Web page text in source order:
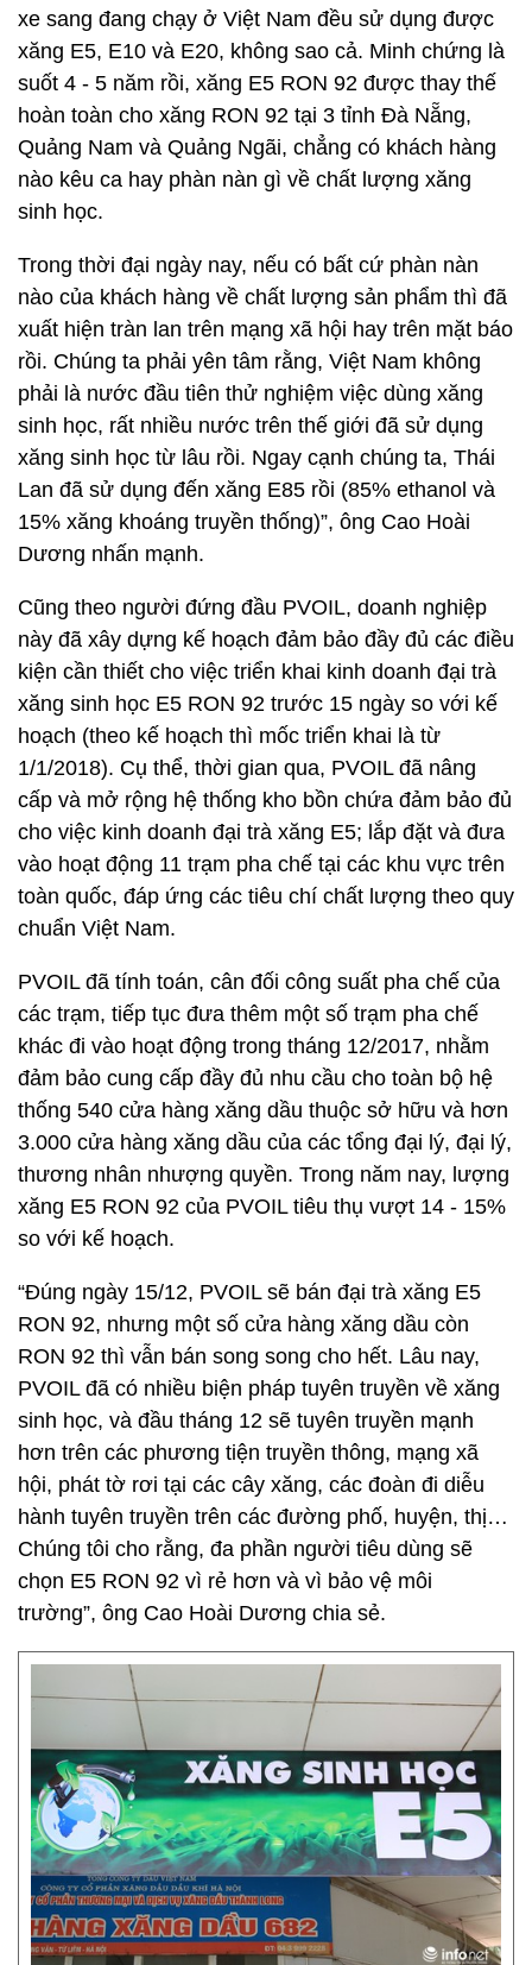
xe sang đang chạy ở Việt Nam đều sử dụng được
xăng E5, E10 và E20, không sao cả. Minh chứng là
suốt 4 - 5 năm rồi, xăng E5 RON 92 được thay thế
hoàn toàn cho xăng RON 92 tại 3 tỉnh Đà Nẵng,
Quảng Nam và Quảng Ngãi, chẳng có khách hàng
nào kêu ca hay phàn nàn gì về chất lượng xăng
sinh học.
Trong thời đại ngày nay, nếu có bất cứ phàn nàn
nào của khách hàng về chất lượng sản phẩm thì đã
xuất hiện tràn lan trên mạng xã hội hay trên mặt báo
rồi. Chúng ta phải yên tâm rằng, Việt Nam không
phải là nước đầu tiên thử nghiệm việc dùng xăng
sinh học, rất nhiều nước trên thế giới đã sử dụng
xăng sinh học từ lâu rồi. Ngay cạnh chúng ta, Thái
Lan đã sử dụng đến xăng E85 rồi (85% ethanol và
15% xăng khoáng truyền thống)”, ông Cao Hoài
Dương nhấn mạnh.
Cũng theo người đứng đầu PVOIL, doanh nghiệp
này đã xây dựng kế hoạch đảm bảo đầy đủ các điều
kiện cần thiết cho việc triển khai kinh doanh đại trà
xăng sinh học E5 RON 92 trước 15 ngày so với kế
hoạch (theo kế hoạch thì mốc triển khai là từ
1/1/2018). Cụ thể, thời gian qua, PVOIL đã nâng
cấp và mở rộng hệ thống kho bồn chứa đảm bảo đủ
cho việc kinh doanh đại trà xăng E5; lắp đặt và đưa
vào hoạt động 11 trạm pha chế tại các khu vực trên
toàn quốc, đáp ứng các tiêu chí chất lượng theo quy
chuẩn Việt Nam.
PVOIL đã tính toán, cân đối công suất pha chế của
các trạm, tiếp tục đưa thêm một số trạm pha chế
khác đi vào hoạt động trong tháng 12/2017, nhằm
đảm bảo cung cấp đầy đủ nhu cầu cho toàn bộ hệ
thống 540 cửa hàng xăng dầu thuộc sở hữu và hơn
3.000 cửa hàng xăng dầu của các tổng đại lý, đại lý,
thương nhân nhượng quyền. Trong năm nay, lượng
xăng E5 RON 92 của PVOIL tiêu thụ vượt 14 - 15%
so với kế hoạch.
“Đúng ngày 15/12, PVOIL sẽ bán đại trà xăng E5
RON 92, nhưng một số cửa hàng xăng dầu còn
RON 92 thì vẫn bán song song cho hết. Lâu nay,
PVOIL đã có nhiều biện pháp tuyên truyền về xăng
sinh học, và đầu tháng 12 sẽ tuyên truyền mạnh
hơn trên các phương tiện truyền thông, mạng xã
hội, phát tờ rơi tại các cây xăng, các đoàn đi diễu
hành tuyên truyền trên các đường phố, huyện, thị…
Chúng tôi cho rằng, đa phần người tiêu dùng sẽ
chọn E5 RON 92 vì rẻ hơn và vì bảo vệ môi
trường”, ông Cao Hoài Dương chia sẻ.